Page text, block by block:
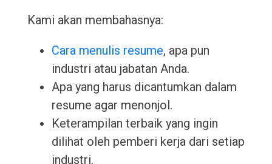
Kami akan membahasnya:
Cara menulis resume, apa pun
industri atau jabatan Anda.
Apa yang harus dicantumkan dalam
resume agar menonjol.
Keterampilan terbaik yang ingin
dilihat oleh pemberi kerja dari setiap
industri.